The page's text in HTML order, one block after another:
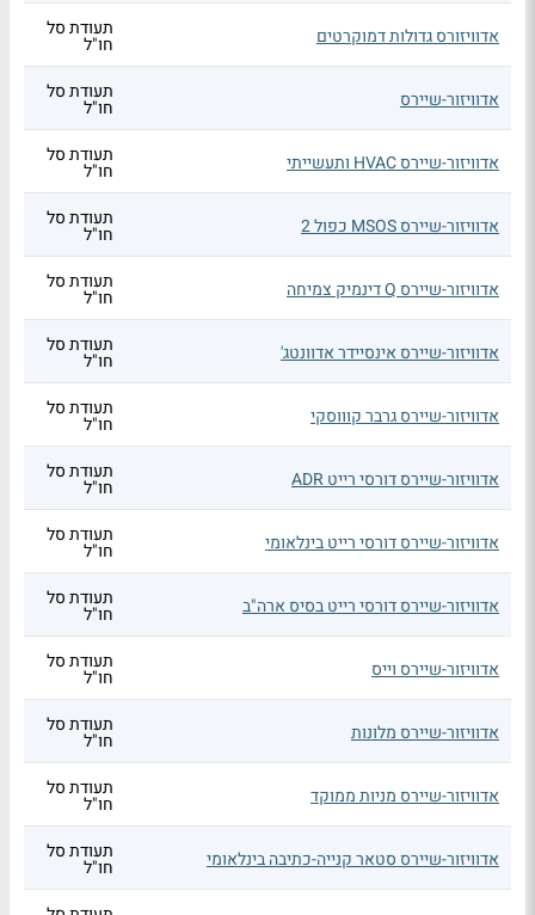
אדוויזורס גדולות דמוקרטים תעודת סל
חו"ל
אדוויזור-שיירס תעודת סל
חו"ל
אדוויזור-שיירס HVAC ותעשייתי תעודת סל
חו"ל
אדוויזור-שיירס MSOS כפול 2 תעודת סל
חו"ל
אדוויזור-שיירס Q דינמיק צמיחה תעודת סל
חו"ל
אדוויזור-שיירס אינסיידר אדוונטג' תעודת סל
חו"ל
אדוויזור-שיירס גרבר קוווסקי תעודת סל
חו"ל
אדוויזור-שיירס דורסי רייט ADR תעודת סל
חו"ל
אדוויזור-שיירס דורסי רייט בינלאומי תעודת סל
חו"ל
אדוויזור-שיירס דורסי רייט בסיס ארה"ב תעודת סל
חו"ל
אדוויזור-שיירס וייס תעודת סל
חו"ל
אדוויזור-שיירס מלונות תעודת סל
חו"ל
אדוויזור-שיירס מניות ממוקד תעודת סל
חו"ל
אדוויזור-שיירס סטאר קנייה-כתיבה בינלאומי תעודת סל
חו"ל